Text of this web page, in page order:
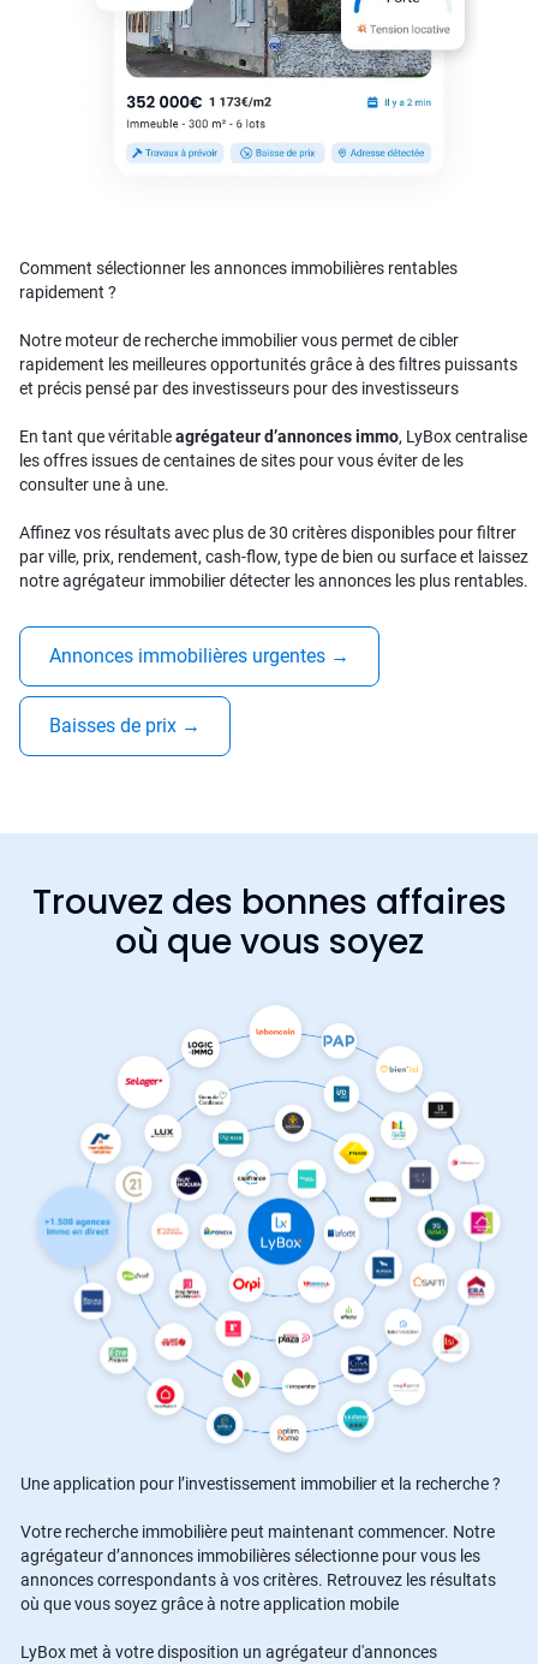
Comment sélectionner les annonces immobilières rentables
rapidement ?
Notre moteur de recherche immobilier vous permet de cibler
rapidement les meilleures opportunités grâce à des filtres puissants
et précis pensé par des investisseurs pour des investisseurs
En tant que véritableagrégateur d’annonces immo, LyBox centralise
les offres issues de centaines de sites pour vous éviter de les
consulter une à une.
Affinez vos résultats avec plus de 30 critères disponibles pour filtrer
par ville, prix, rendement, cash-flow, type de bien ou surface et laissez
notre agrégateur immobilier détecter les annonces les plus rentables.
Annonces immobilières urgentes →
Baisses de prix →
Trouvez des bonnes affaires
où que vous soyez
Une application pour l’investissement immobilier et la recherche ?
Votre recherche immobilière peut maintenant commencer. Notre
agrégateur d’annonces immobilières sélectionne pour vous les
annonces correspondants à vos critères. Retrouvez les résultats
où que vous soyez grâce à notre application mobile
LyBox met à votre disposition un agrégateur d'annonces